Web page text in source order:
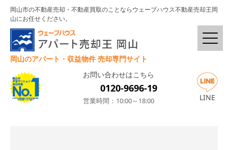
岡山市の不動産売却・不動産買取のことならウェーブハウス不動産売却王岡
山にお任せください。
岡山のアパート・収益物件 売却専門サイト
お問い合わせはこちら
0120-9696-19
営業時間：10:00～18:00 LINE